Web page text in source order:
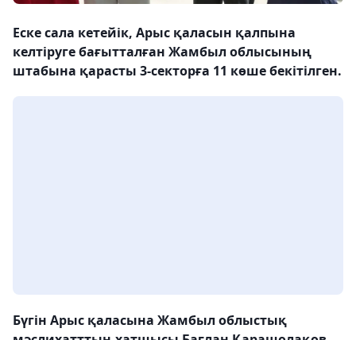
Еске сала кетейік, Арыс қаласын қалпына
келтіруге бағытталған Жамбыл облысының
штабына қарасты 3-секторға 11 көше бекітілген.
Бүгін Арыс қаласына Жамбыл облыстық